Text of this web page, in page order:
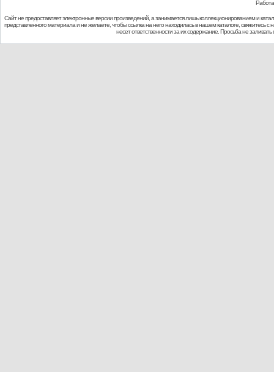
Сайт не предоставляет электронные версии произведений, а занимается лишь коллекционированием и
представленного материала и не желаете, чтобы ссылка на него находилась в нашем каталоге,
несет ответственности за их содержание. Просьба не